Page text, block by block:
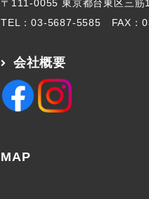
〒111-0055 東京都台東区三
TEL：03-5687-5585 FAX：
会社概要
MAP